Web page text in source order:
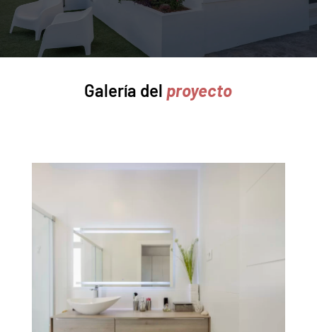
Galería del proyecto